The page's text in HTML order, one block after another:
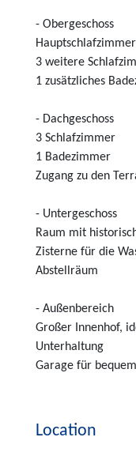
- Obergeschoss
3 weitere
1 zusätzliches
- Dachgeschoss
3 Schlafzimmer
1 Badezimmer
Zugang zu den
- Untergeschoss
Raum mit
Zisterne für die
Abstellräum
- Außenbereich
Großer Innenhof,
Unterhaltung
Garage für
Location